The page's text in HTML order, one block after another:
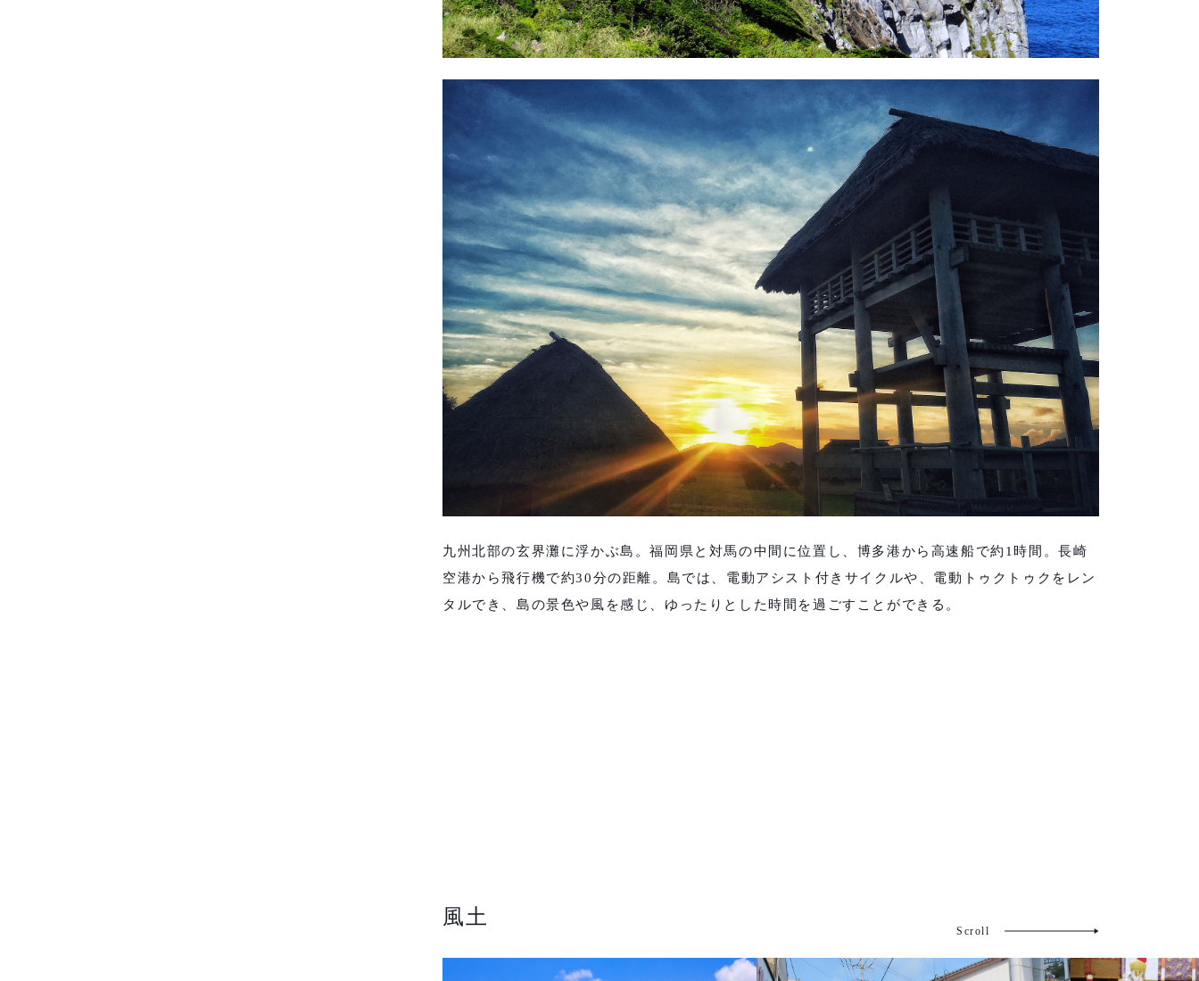
九州北部の玄界灘に浮かぶ島。福岡県と対馬の中間に位置し、博多港から高速船で約1 時間。長崎
空港から飛行機で約30分の距離 。島では、電動アシスト付きサイクルや、電動トゥクトゥクをレン
タルでき、島の景色や風を感じ、ゆったりとした時間を過ごすことができる。
風土
Scroll